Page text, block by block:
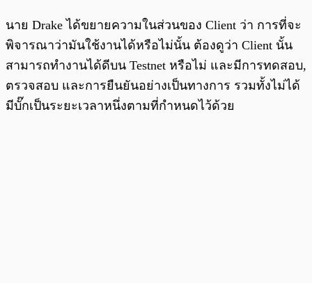
นาย Drake ได้ขยายความในส่วนของ Client ว่า การที่จะ
พิจารณาว่ามันใช้งานได้หรือไม่นั้น ต้องดูว่า Client นั้น
สามารถทำงานได้ดีบน Testnet หรือไม่ และมีการทดสอบ,
ตรวจสอบ และการยืนยันอย่างเป็นทางการ รวมทั้งไม่ได้
มีบั๊กเป็นระยะเวลาหนึ่งตามที่กำหนดไว้ด้วย